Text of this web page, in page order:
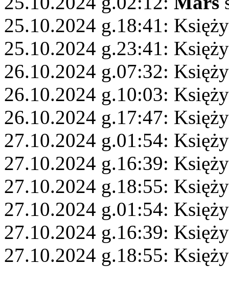
25.10.2024 g.18:41:
25.10.2024 g.23:41:
26.10.2024 g.07:32:
26.10.2024 g.10:03:
26.10.2024 g.17:47:
27.10.2024 g.01:54:
27.10.2024 g.16:39:
27.10.2024 g.18:55:
27.10.2024 g.01:54:
27.10.2024 g.16:39:
27.10.2024 g.18:55: